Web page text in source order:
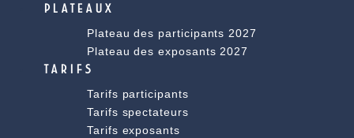
PLATEAUX
Plateau des participants 2027
Plateau des exposants 2027
TARIFS
Tarifs participants
Tarifs spectateurs
Tarifs exposants